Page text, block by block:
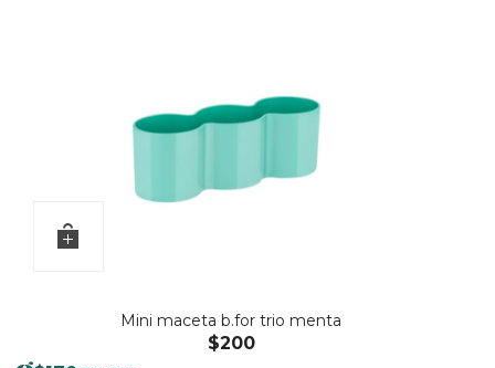
Mini maceta b.for trio menta
$200